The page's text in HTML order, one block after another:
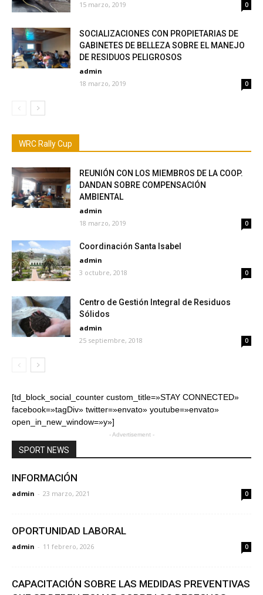
15 marzo, 2019 0
SOCIALIZACIONES CON PROPIETARIAS DE
GABINETES DE BELLEZA SOBRE EL MANEJO
DE RESIDUOS PELIGROSOS
admin
18 marzo, 2019
0
WRC Rally Cup
REUNIÓN CON LOS MIEMBROS DE LA COOP.
DANDAN SOBRE COMPENSACIÓN
AMBIENTAL
admin
18 marzo, 2019
0
Coordinación Santa Isabel
admin
3 octubre, 2018
0
Centro de Gestión Integral de Residuos
Sólidos
admin
25 septiembre, 2018
0
[td_block_social_counter custom_title=»STAY CONNECTED»
facebook=»tagDiv» twitter=»envato» youtube=»envato»
open_in_new_window=»y»]
- Advertisement -
SPORT NEWS
INFORMACIÓN
admin - 23 marzo, 2021 0
OPORTUNIDAD LABORAL
admin - 11 febrero, 2026 0
CAPACITACIÓN SOBRE LAS MEDIDAS PREVENTIVAS